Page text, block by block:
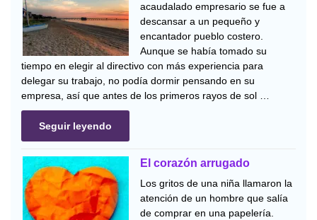
acaudalado empresario se fue a
descansar a un pequeño y
encantador pueblo costero.
Aunque se había tomado su
tiempo en elegir al directivo con más experiencia para
delegar su trabajo, no podía dormir pensando en su
empresa, así que antes de los primeros rayos de sol …
Seguir leyendo
El corazón arrugado
Los gritos de una niña llamaron la
atención de un hombre que salía
de comprar en una papelería.